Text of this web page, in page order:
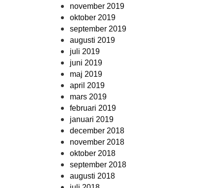
november 2019
oktober 2019
september 2019
augusti 2019
juli 2019
juni 2019
maj 2019
april 2019
mars 2019
februari 2019
januari 2019
december 2018
november 2018
oktober 2018
september 2018
augusti 2018